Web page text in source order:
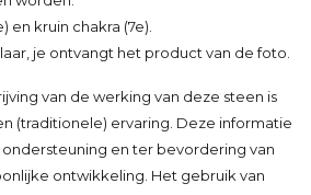
en kruin chakra (7e).
je ontvangt het product van de foto.
van de werking van deze steen is
(traditionele) ervaring. Deze informatie
en ter bevordering van
ontwikkeling. Het gebruik van